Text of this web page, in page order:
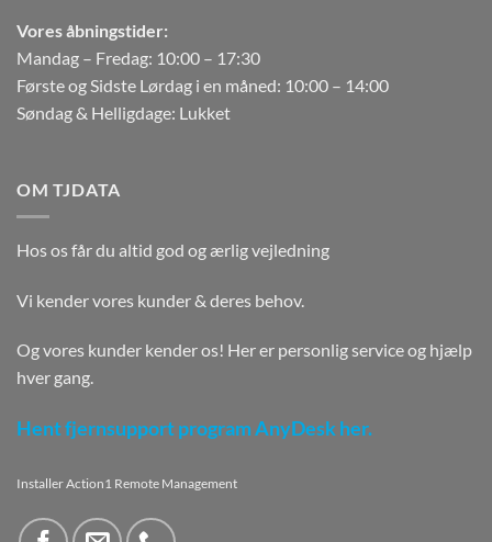
Vores åbningstider:
Mandag – Fredag: 10:00 – 17:30
Første og Sidste Lørdag i en måned: 10:00 – 14:00
Søndag & Helligdage: Lukket
OM TJDATA
Hos os får du altid god og ærlig vejledning
Vi kender vores kunder & deres behov.
Og vores kunder kender os! Her er personlig service og hjælp
hver gang.
Hent fjernsupport program AnyDesk her.
Installer Action1 Remote Management